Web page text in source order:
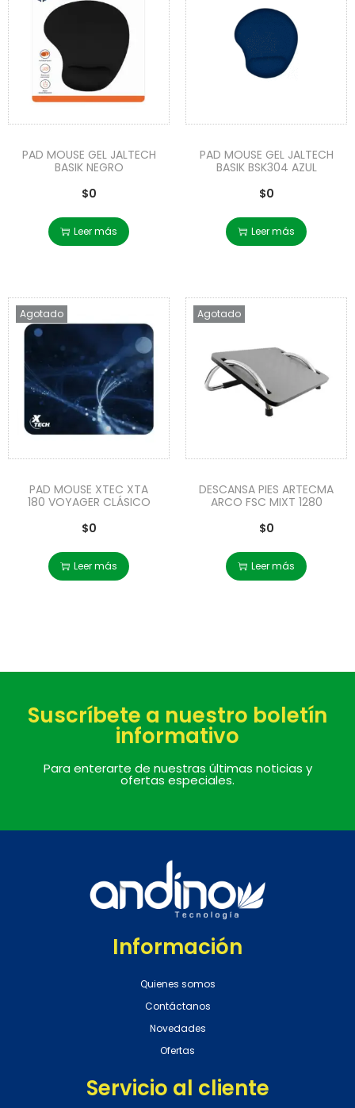
PAD MOUSE GEL JALTECH
BASIK NEGRO
$0
Leer más
PAD MOUSE GEL JALTECH
BASIK BSK304 AZUL
$0
Leer más
Agotado
PAD MOUSE XTEC XTA
180 VOYAGER CLÁSICO
$0
Leer más
Agotado
DESCANSA PIES ARTECMA
ARCO FSC MIXT 1280
$0
Leer más
Suscríbete a nuestro boletín
informativo
Para enterarte de nuestras últimas noticias y
ofertas especiales.
Información
Quienes somos
Contáctanos
Novedades
Ofertas
Servicio al cliente